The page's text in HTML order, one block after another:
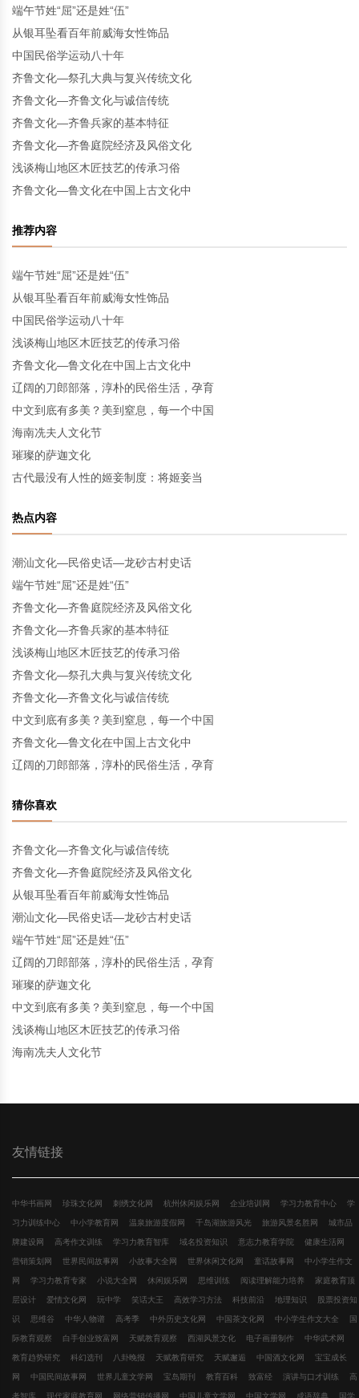
端午节姓“屈”还是姓“伍”
从银耳坠看百年前威海女性饰品
中国民俗学运动八十年
齐鲁文化—祭孔大典与复兴传统文化
齐鲁文化—齐鲁文化与诚信传统
齐鲁文化—齐鲁兵家的基本特征
齐鲁文化—齐鲁庭院经济及风俗文化
浅谈梅山地区木匠技艺的传承习俗
齐鲁文化—鲁文化在中国上古文化中
推荐内容
端午节姓“屈”还是姓“伍”
从银耳坠看百年前威海女性饰品
中国民俗学运动八十年
浅谈梅山地区木匠技艺的传承习俗
齐鲁文化—鲁文化在中国上古文化中
辽阔的刀郎部落，淳朴的民俗生活，孕育
中文到底有多美？美到窒息，每一个中国
海南冼夫人文化节
璀璨的萨迦文化
古代最没有人性的姬妾制度：将姬妾当
热点内容
潮汕文化—民俗史话—龙砂古村史话
端午节姓“屈”还是姓“伍”
齐鲁文化—齐鲁庭院经济及风俗文化
齐鲁文化—齐鲁兵家的基本特征
浅谈梅山地区木匠技艺的传承习俗
齐鲁文化—祭孔大典与复兴传统文化
齐鲁文化—齐鲁文化与诚信传统
中文到底有多美？美到窒息，每一个中国
齐鲁文化—鲁文化在中国上古文化中
辽阔的刀郎部落，淳朴的民俗生活，孕育
猜你喜欢
齐鲁文化—齐鲁文化与诚信传统
齐鲁文化—齐鲁庭院经济及风俗文化
从银耳坠看百年前威海女性饰品
潮汕文化—民俗史话—龙砂古村史话
端午节姓“屈”还是姓“伍”
辽阔的刀郎部落，淳朴的民俗生活，孕育
璀璨的萨迦文化
中文到底有多美？美到窒息，每一个中国
浅谈梅山地区木匠技艺的传承习俗
海南冼夫人文化节
友情链接
中华书画网 珍珠文化网 刺绣文化网 杭州休闲娱乐网 企业培训网 学习力教育中心 学
习力训练中心 中小学教育网 温泉旅游度假网 千岛湖旅游风光 旅游风景名胜网 城市品
牌建设网 高考作文训练 学习力教育智库 域名投资知识 意志力教育学院 健康生活网
营销策划网 世界民间故事网 小故事大全网 世界休闲文化网 童话故事网 中小学生作文
网 学习力教育专家 小说大全网 休闲娱乐网 思维训练 阅读理解能力培养 家庭教育顶
层设计 爱情文化网 玩中学 笑话大王 高效学习方法 科技前沿 地理知识 股票投资知
识 思维谷 中华人物谱 高考季 中外历史文化网 中国茶文化网 中小学生作文大全 国
际教育观察 白手创业致富网 天赋教育观察 西湖风景文化 电子画册制作 中华武术网
教育趋势研究 科幻选刊 八卦晚报 天赋教育研究 天赋邂逅 中国酒文化网 宝宝成长
网 中国民间故事网 世界儿童文学网 宝岛期刊 教育百科 致富经 演讲与口才训练 高
考智库 现代家庭教育网 网络营销传播网 中国儿童文学网 中国文学网 成语辞典 国学